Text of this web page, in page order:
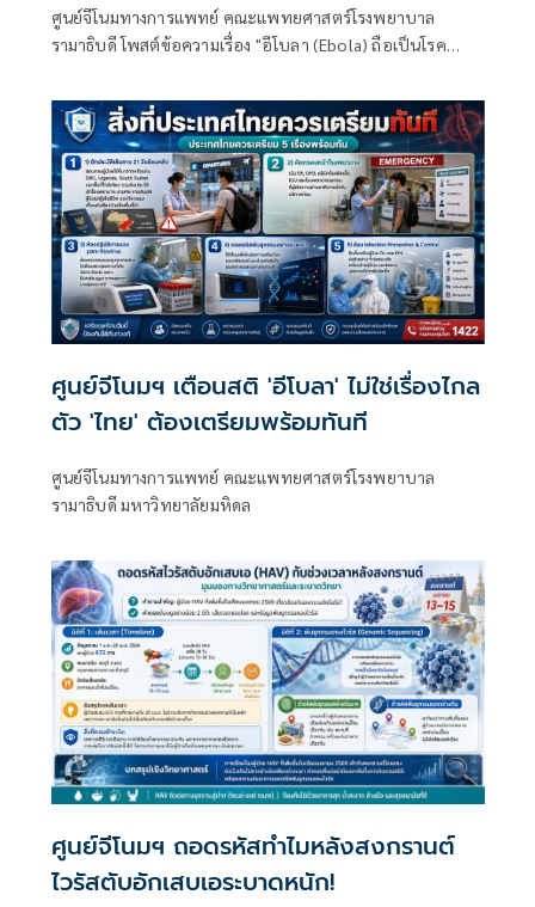
ศูนย์จีโนมทางการแพทย์ คณะแพทยศาสตร์โรงพยาบาล
รามาธิบดี โพสต์ข้อความเรื่อง "อีโบลา (Ebola) ถือเป็นโรค
ศูนย์จีโนมฯ เตือนสติ 'อีโบลา' ไม่ใช่เรื่องไกล
ตัว 'ไทย' ต้องเตรียมพร้อมทันที
ศูนย์จีโนมทางการแพทย์ คณะแพทยศาสตร์โรงพยาบาล
รามาธิบดี มหาวิทยาลัยมหิดล
ศูนย์จีโนมฯ ถอดรหัสทำไมหลังสงกรานต์
ไวรัสตับอักเสบเอระบาดหนัก!